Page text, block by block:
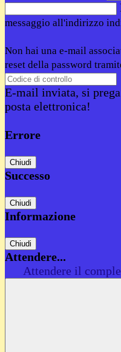
messaggio all'indirizzo
Non hai una e-mail
reset della password
E-mail inviata, si
posta elettronica!
Errore
Chiudi
Successo
Chiudi
Informazione
Chiudi
Attendere...
Attendere il